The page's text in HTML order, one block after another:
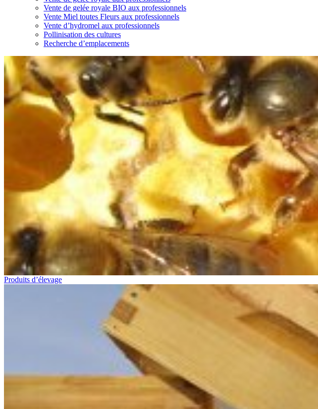
Vente de gelée royale BIO aux professionnels
Vente Miel toutes Fleurs aux professionnels
Vente d’hydromel aux professionnels
Pollinisation des cultures
Recherche d’emplacements
Produits d’élevage